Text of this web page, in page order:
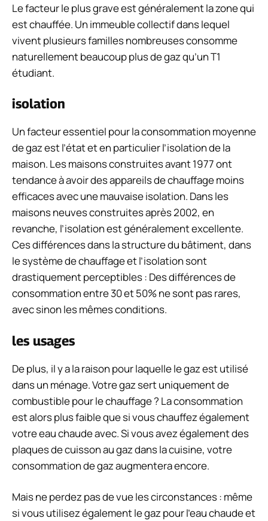
Le facteur le plus grave est généralement la zone qui
est chauffée. Un immeuble collectif dans lequel
vivent plusieurs familles nombreuses consomme
naturellement beaucoup plus de gaz qu’un T1
étudiant.
isolation
Un facteur essentiel pour la consommation moyenne
de gaz est l’état et en particulier l’isolation de la
maison. Les maisons construites avant 1977 ont
tendance à avoir des appareils de chauffage moins
efficaces avec une mauvaise isolation. Dans les
maisons neuves construites après 2002, en
revanche, l’isolation est généralement excellente.
Ces différences dans la structure du bâtiment, dans
le système de chauffage et l’isolation sont
drastiquement perceptibles : Des différences de
consommation entre 30 et 50% ne sont pas rares,
avec sinon les mêmes conditions.
les usages
De plus, il y a la raison pour laquelle le gaz est utilisé
dans un ménage. Votre gaz sert uniquement de
combustible pour le chauffage ? La consommation
est alors plus faible que si vous chauffez également
votre eau chaude avec. Si vous avez également des
plaques de cuisson au gaz dans la cuisine, votre
consommation de gaz augmentera encore.
Mais ne perdez pas de vue les circonstances : même
si vous utilisez également le gaz pour l’eau chaude et